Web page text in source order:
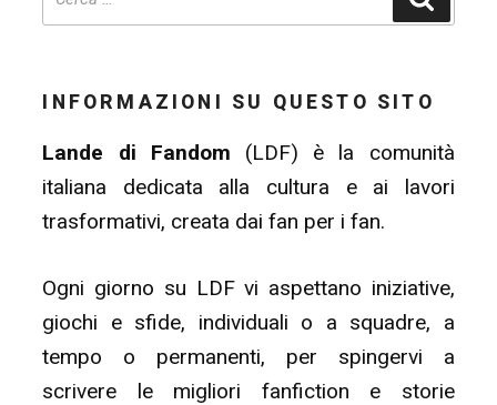
INFORMAZIONI SU QUESTO SITO
Lande di Fandom (LDF) è la comunità
italiana dedicata alla cultura e ai lavori
trasformativi, creata dai fan per i fan.
Ogni giorno su LDF vi aspettano iniziative,
giochi e sfide, individuali o a squadre, a
tempo o permanenti, per spingervi a
scrivere le migliori fanfiction e storie